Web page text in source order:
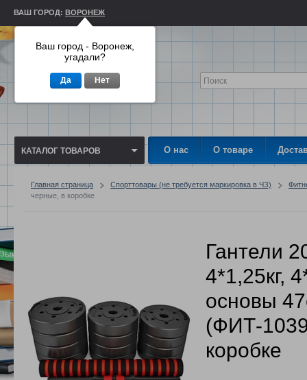
ВАШ ГОРОД: ВОРОНЕЖ
КАТАЛОГ ТОВАРОВ О нас О товаре
Главная страница Спорттовары (не требуется маркировка в ЧЗ)
черные, в коробке
Гантели
4*1,25кг,
основы
(ФИТ-
коробке
Ваш город - Воронеж,
угадали?
Да Нет